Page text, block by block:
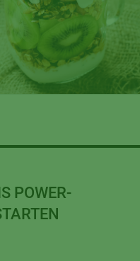
POWER-